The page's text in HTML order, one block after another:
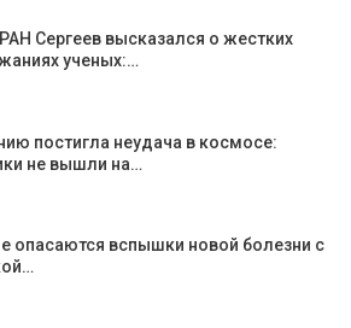
Сергеев высказался о жестких
ученых:…
постигла неудача в космосе:
не вышли на…
опасаются вспышки новой болезни с